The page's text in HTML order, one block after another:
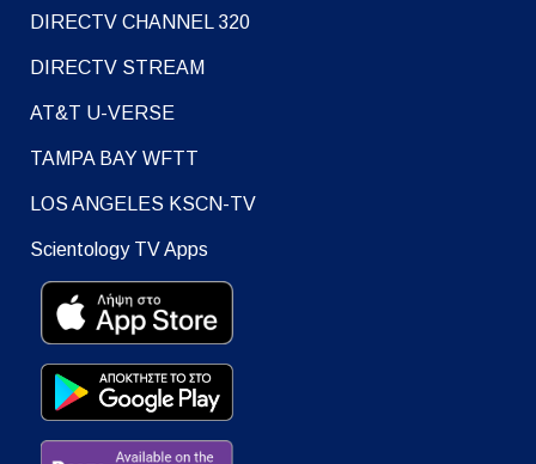
DIRECTV CHANNEL 320
DIRECTV STREAM
AT&T U-VERSE
TAMPA BAY WFTT
LOS ANGELES KSCN-TV
Scientology TV Apps